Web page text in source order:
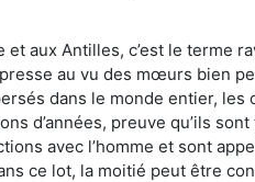
aux Antilles, c’est le terme
au vu des mœurs bien
dans le monde entier,
d’années, preuve qu’ils
avec l’homme et sont
ce lot, la moitié peut être